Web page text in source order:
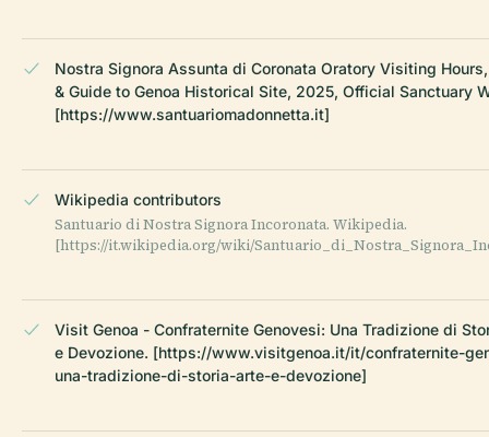
Nostra Signora Assunta di Coronata Oratory Visiting
& Guide to Genoa Historical Site, 2025, Official Sanctuary
[https://www.santuariomadonnetta.it]
Wikipedia contributors
Santuario di Nostra Signora Incoronata. Wikipedia.
[https://it.wikipedia.org/wiki/
Visit Genoa - Confraternite Genovesi: Una Tradizione di
e Devozione. [https://www.visitgenoa.it/it/confraternite-
una-tradizione-di-storia-arte-e-devozione]